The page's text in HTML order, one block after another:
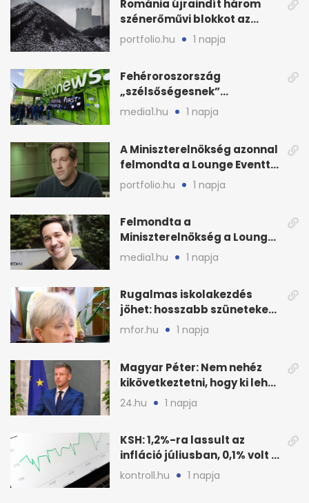
Románia újraindít három
szénerőművi blokkot az
áramellátás stabilizálására
portfolio.hu 1 napja
Fehéroroszország
„szélsőségesnek”
minősítette az Euronews
media1.hu 1 napja
A Miniszterelnökség azonnal
felmondta a Lounge Eventtel
kötött szerződést
portfolio.hu 1 napja
Felmondta a
Miniszterelnökség a Lounge
Event keretszerződését
media1.hu 1 napja
Rugalmas iskolakezdés
jöhet: hosszabb szüneteket
javasolnak szeptembertől
mfor.hu 1 napja
Magyar Péter: Nem nehéz
kikövetkeztetni, hogy ki lehet
a három jelölt
24.hu 1 napja
KSH: 1,2%-ra lassult az
infláció júliusban, 0,1% volt a
havi áresés
kontroll.hu 1 napja